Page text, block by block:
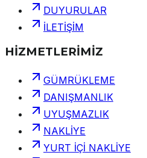
DUYURULAR
İLETİŞİM
HİZMETLERİMİZ
GÜMRÜKLEME
DANIŞMANLIK
UYUŞMAZLIK
NAKLİYE
YURT İÇİ NAKLİYE